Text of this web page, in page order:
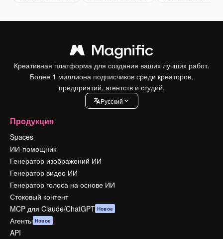
Креативная платформа для создания ваших лучших работ.
Более 1 миллиона подписчиков среди креаторов,
предприятий, агентств и студий.
Pусский
Продукция
Spaces
ИИ-помощник
Генератор изображений ИИ
Генератор видео ИИ
Генератор голоса на основе ИИ
Стоковый контент
MCP для Claude/ChatGPT Новое
Агенты Новое
API